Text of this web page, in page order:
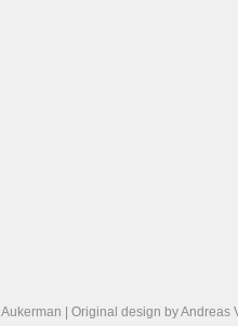
| Original design byAndreas